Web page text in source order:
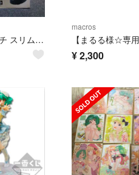
タッチスイッチ スリムエアクリーナー
macros
¥2,300